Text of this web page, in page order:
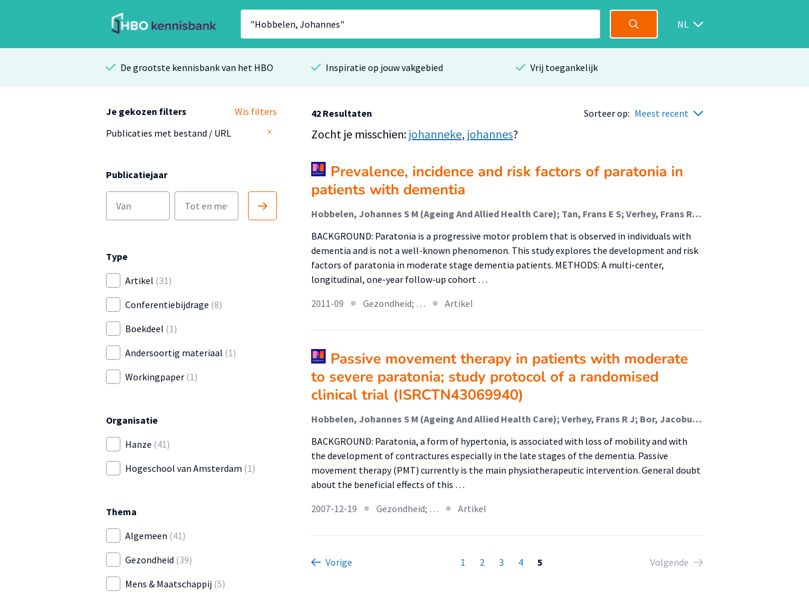
NL
De grootste kennisbank van het HBO Inspiratie op jouw vakgebied Vrij toegankelijk
Je gekozen filters
Wis filters
Publicaties met bestand / URL
Publicatiejaar
Type
Artikel (31)
Conferentiebijdrage (8)
Boekdeel (1)
Andersoortig materiaal (1)
Workingpaper (1)
Organisatie
Hanze (41)
Hogeschool van Amsterdam (1)
Thema
Algemeen (41)
Gezondheid (39)
Mens & Maatschappij (5)
42 Resultaten Sorteer op: Meest recent
Zocht je misschien: johanneke, johannes?
Prevalence, incidence and risk factors of paratonia in
patients with dementia
Hobbelen, Johannes S M (Ageing And Allied Health Care); Tan, Frans E S; Verhey, Frans R J; Koopmans, Raymond T C M; de Bie, Rob A
BACKGROUND: Paratonia is a progressive motor problem that is observed in individuals with
dementia and is not a well-known phenomenon. This study explores the development and risk
factors of paratonia in moderate stage dementia patients. METHODS: A multi-center,
longitudinal, one-year follow-up cohort …
2011-09
Gezondheid; … Artikel
Passive movement therapy in patients with moderate
to severe paratonia; study protocol of a randomised
clinical trial (ISRCTN43069940)
Hobbelen, Johannes S M (Ageing And Allied Health Care); Verhey, Frans R J; Bor, Jacobus H J; de Bie, Rob A; Koopmans, Raymond T C M
BACKGROUND: Paratonia, a form of hypertonia, is associated with loss of mobility and with
the development of contractures especially in the late stages of the dementia. Passive
movement therapy (PMT) currently is the main physiotherapeutic intervention. General doubt
about the beneficial effects of this …
2007-12-19
Gezondheid; … Artikel
Vorige 1 2 3 4 5 Volgende